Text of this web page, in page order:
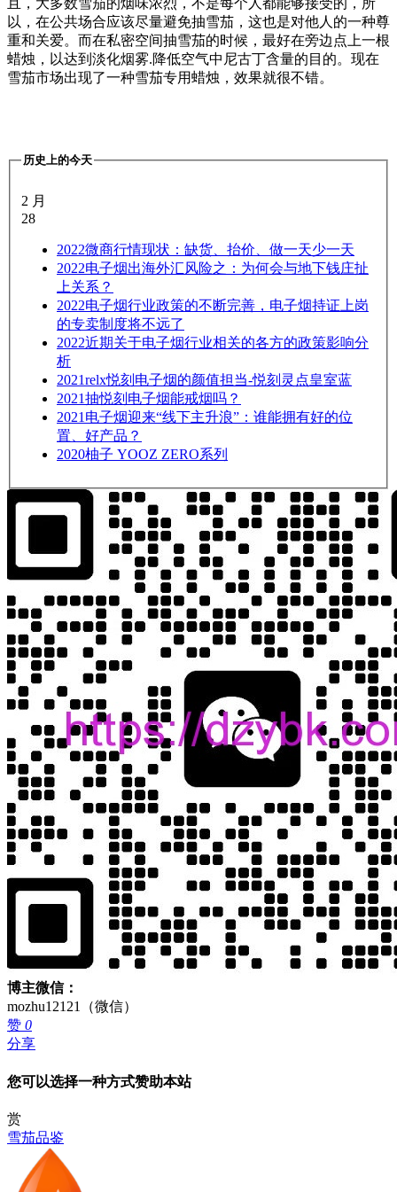
且，大多数雪茄的烟味浓烈，不是每个人都能够接受的，所
以，在公共场合应该尽量避免抽雪茄，这也是对他人的一种尊
重和关爱。而在私密空间抽雪茄的时候，最好在旁边点上一根
蜡烛，以达到淡化烟雾.降低空气中尼古丁含量的目的。现在
雪茄市场出现了一种雪茄专用蜡烛，效果就很不错。
历史上的今天
2 月
28
2022微商行情现状：缺货、抬价、做一天少一天
2022电子烟出海外汇风险之：为何会与地下钱庄扯
上关系？
2022电子烟行业政策的不断完善，电子烟持证上岗
的专卖制度将不远了
2022近期关于电子烟行业相关的各方的政策影响分
析
2021relx悦刻电子烟的颜值担当-悦刻灵点皇室蓝
2021抽悦刻电子烟能戒烟吗？
2021 电子烟迎来“线下主升浪”：谁能拥有好的位
置、好产品？
2020柚子 YOOZ ZERO系列
博主微信：
mozhu12121（微信）
赞 0
分享
您可以选择一种方式赞助本站
赏
雪茄品鉴